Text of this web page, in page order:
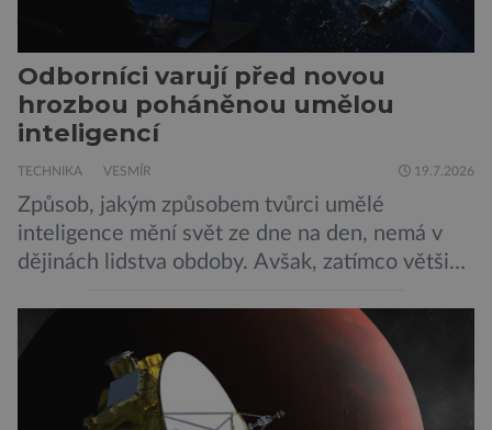
Odborníci varují před novou
hrozbou poháněnou umělou
inteligencí
TECHNIKA VESMÍR 19.7.2026
Způsob, jakým způsobem tvůrci umělé
inteligence mění svět ze dne na den, nemá v
dějinách lidstva obdoby. Avšak, zatímco většina
generování obrázků nebo automatizaci práce,
bezpečnostní experti upozorňují na mnohem
méně nápadné riziko. Podle některých
odborníků by už během příštích dvou let mohly